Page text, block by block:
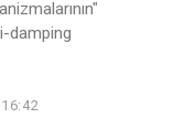
damping